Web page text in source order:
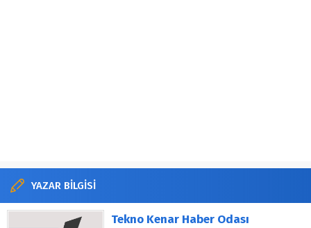
YAZAR BİLGİSİ
Tekno Kenar Haber Odası